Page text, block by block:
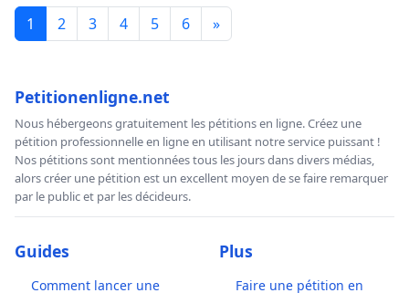
1 2 3 4 5 6 »
Petitionenligne.net
Nous hébergeons gratuitement les pétitions en ligne. Créez une
pétition professionnelle en ligne en utilisant notre service puissant !
Nos pétitions sont mentionnées tous les jours dans divers médias,
alors créer une pétition est un excellent moyen de se faire remarquer
par le public et par les décideurs.
Guides
Comment lancer une
Plus
Faire une pétition en